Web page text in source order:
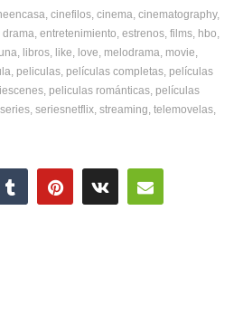
cinefilos cinema cinematography
drama entretenimiento estrenos films hbo
libros like love melodrama movie
peliculas películas completas películas
peliculas románticas películas
series seriesnetflix streaming telemovelas